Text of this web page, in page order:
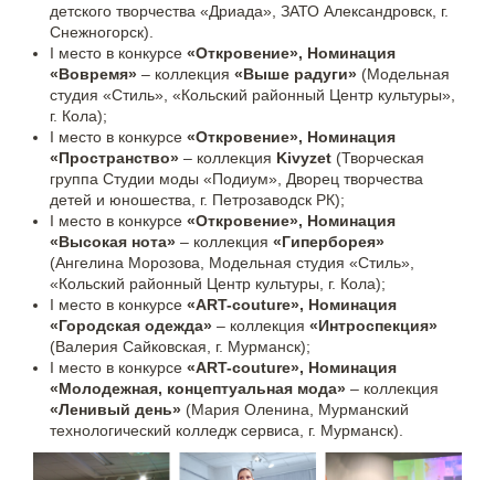
детского творчества «Дриада», ЗАТО Александровск, г.
Снежногорск).
I место в конкурсе «Откровение», Номинация
«Вовремя» – коллекция «Выше радуги» (Модельная
студия «Стиль», «Кольский районный Центр культуры»,
г. Кола);
I место в конкурсе «Откровение», Номинация
«Пространство» – коллекция Kivyzet (Творческая
группа Студии моды «Подиум», Дворец творчества
детей и юношества, г. Петрозаводск РК);
I место в конкурсе «Откровение», Номинация
«Высокая нота» – коллекция «Гиперборея»
(Ангелина Морозова, Модельная студия «Стиль»,
«Кольский районный Центр культуры, г. Кола);
I место в конкурсе «ART-couture», Номинация
«Городская одежда» – коллекция «Интроспекция»
(Валерия Сайковская, г. Мурманск);
I место в конкурсе «ART-couture», Номинация
«Молодежная, концептуальная мода» – коллекция
«Ленивый день» (Мария Оленина, Мурманский
технологический колледж сервиса, г. Мурманск).